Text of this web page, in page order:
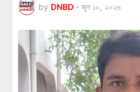
by DNBD - জুন ১০, ২০২৬